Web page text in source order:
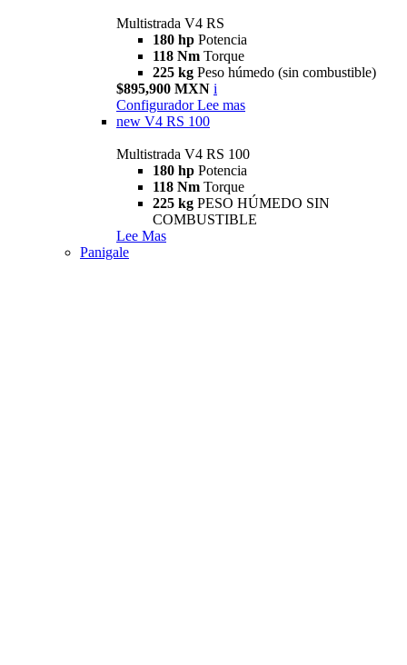
Multistrada V4 RS
180 hp Potencia
118 Nm Torque
225 kg Peso húmedo (sin combustible)
$895,900 MXN i
Configurador Lee mas
new V4 RS 100
Multistrada V4 RS 100
180 hp Potencia
118 Nm Torque
225 kg PESO HÚMEDO SIN
COMBUSTIBLE
Lee Mas
Panigale